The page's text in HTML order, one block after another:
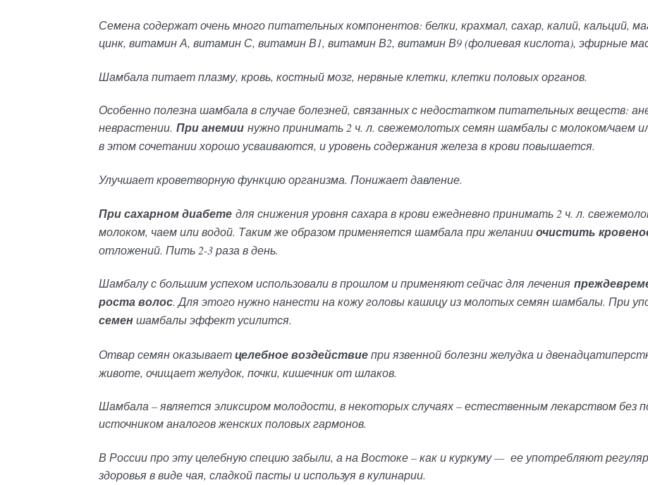
Семена содержат очень много питательных компонентов: белки, крахмал, сахар, калий, кальций,
цинк, витамин А, витамин С, витамин В1, витамин В2, витамин В9 (фолиевая кислота), эфирные
Шамбала питает плазму, кровь, костный мозг, нервные клетки, клетки половых органов.
Особенно полезна шамбала в случае болезней, связанных с недостатком питательных веществ:
неврастении.При анемии нужно принимать 2 ч. л. свежемолотых семян шамбалы с молоком/чаем
в этом сочетании хорошо усваиваются, и уровень содержания железа в крови повышается.
Улучшает кроветворную функцию организма. Понижает давление.
При сахарном диабете для снижения уровня сахара в крови ежедневно принимать 2 ч. л.
молоком, чаем или водой. Таким же образом применяется шамбала при желанииочистить
отложений. Пить 2-3 раза в день.
Шамбалу с большим успехом использовали в прошлом и применяют сейчас для лечения
роста волос. Для этого нужно нанести на кожу головы кашицу из молотых семян шамбалы. При
семеншамбалы эффект усилится.
Отвар семян оказываетцелебное воздействиепри язвенной болезни желудка и
животе, очищает желудок, почки, кишечник от шлаков.
Шамбала – является эликсиром молодости, в некоторых случаях – естественным лекарством без
источником аналогов женских половых гармонов.
В России про эту целебную специю забыли, а на Востоке – как и куркуму — ее употребляют
здоровья в виде чая, сладкой пасты и используя в кулинарии.